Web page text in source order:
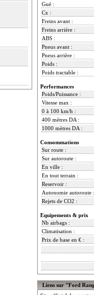
Gué :
Cx :
Freins avant :
Freins arrière :
ABS :
Pneus avant :
Pneus arrière :
Poids :
Poids tractable :
Performances
Poids/Puissance :
Vitesse max :
0 à 100 km/h :
400 mètres DA :
1000 mètres DA :
Consommations
Sur route :
Sur autoroute :
En ville :
En tout terrain :
Reservoir :
Autonomie autoroute :
Rejets de CO2 :
Equipements & prix
Nb airbags :
Climatisation :
Prix de base en € :
Liens sur "Ford